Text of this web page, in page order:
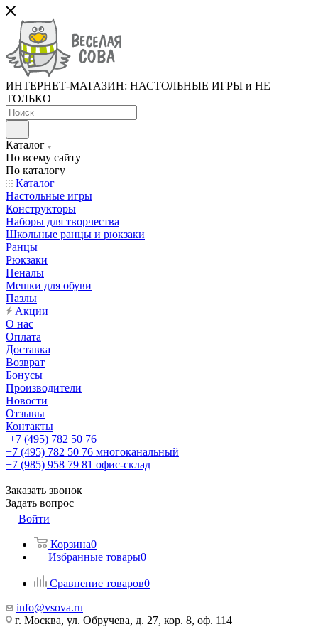
ИНТЕРНЕТ-МАГАЗИН: НАСТОЛЬНЫЕ ИГРЫ и НЕ
ТОЛЬКО
Каталог
По всему сайту
По каталогу
Каталог
Настольные игры
Конструкторы
Наборы для творчества
Школьные ранцы и рюкзаки
Ранцы
Рюкзаки
Пеналы
Мешки для обуви
Пазлы
Акции
О нас
Оплата
Доставка
Возврат
Бонусы
Производители
Новости
Отзывы
Контакты
+7 (495) 782 50 76
+7 (495) 782 50 76 многоканальный
+7 (985) 958 79 81 офис-склад
Заказать звонок
Задать вопрос
Войти
Корзина0
Избранные товары0
Сравнение товаров0
info@vsova.ru
г. Москва, ул. Обручева, д. 27, кор. 8, оф. 114